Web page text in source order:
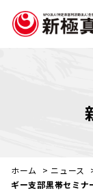
ホーム > ニュース
ギー支部黒帯セミナ